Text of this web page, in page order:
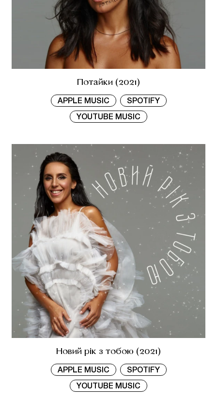
Потайки (2021)
APPLE MUSIC SPOTIFY
YOUTUBE MUSIC
Новий рік з тобою (2021)
APPLE MUSIC SPOTIFY
YOUTUBE MUSIC